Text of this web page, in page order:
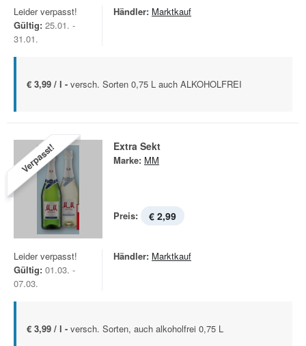
Leider verpasst!
Gültig: 25.01. -
31.01.
Händler: Marktkauf
€ 3,99 / l - versch. Sorten 0,75 L auch ALKOHOLFREI
Verpasst! Extra Sekt
Marke: MM
Preis: € 2,99
Leider verpasst!
Gültig: 01.03. -
07.03.
Händler: Marktkauf
€ 3,99 / l - versch. Sorten, auch alkoholfrei 0,75 L